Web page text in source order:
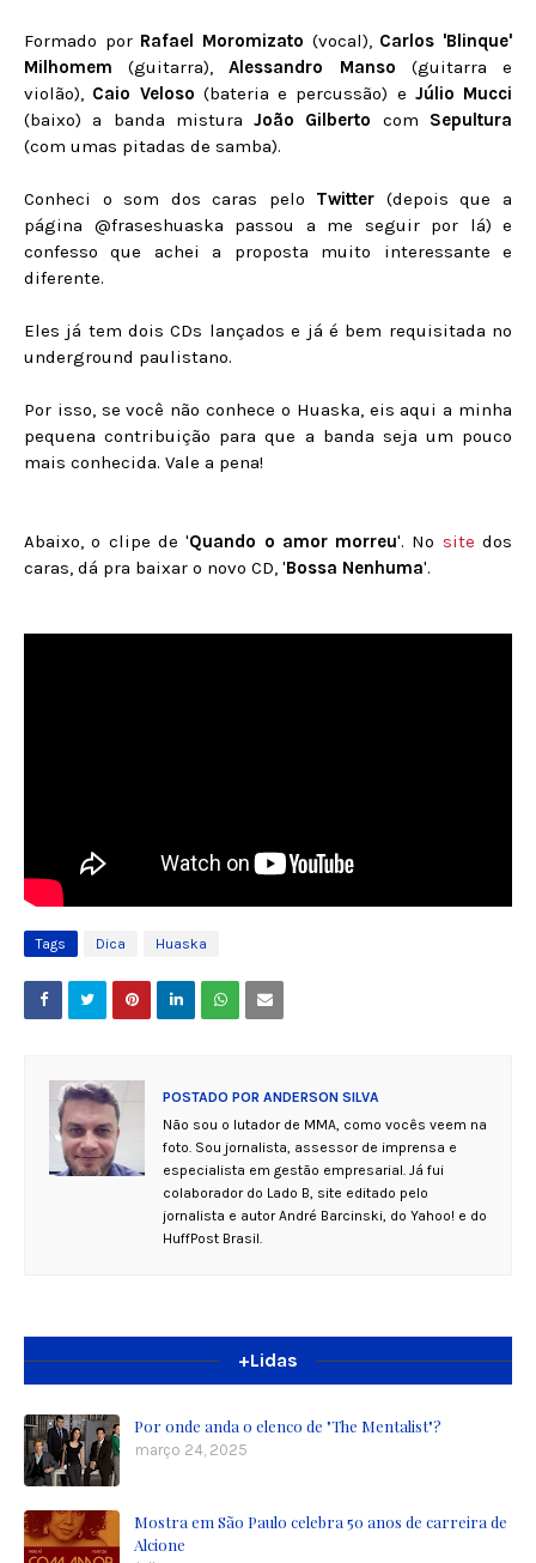
Formado por Rafael Moromizato (vocal), Carlos 'Blinque'
Milhomem (guitarra),Alessandro Manso (guitarra e
violão), Caio Veloso (bateria e percussão) e Júlio Mucci
(baixo) a banda mistura João Gilberto com Sepultura
(com umas pitadas de samba).
Conheci o som dos caras pelo Twitter (depois que a
página @fraseshuaska passou a me seguir por lá) e
confesso que achei a proposta muito interessante e
diferente.
Eles já tem dois CDs lançados e já é bem requisitada no
underground paulistano.
Por isso, se você não conhece o Huaska, eis aqui a minha
pequena contribuição para que a banda seja um pouco
mais conhecida. Vale a pena!
Abaixo, o clipe de 'Quando o amor morreu'. No sitedos
caras, dá pra baixar o novo CD, 'Bossa Nenhuma'.
Tags Dica Huaska
POSTADO POR ANDERSON SILVA
Não sou o lutador de MMA, como vocês veem na
foto. Sou jornalista, assessor de imprensa e
especialista em gestão empresarial. Já fui
colaborador do Lado B, site editado pelo
jornalista e autor André Barcinski, do Yahoo! e do
HuffPost Brasil.
+Lidas
Por onde anda o elenco de "The Mentalist"?
março 24, 2025
Mostra em São Paulo celebra 50 anos de carreira de
Alcione